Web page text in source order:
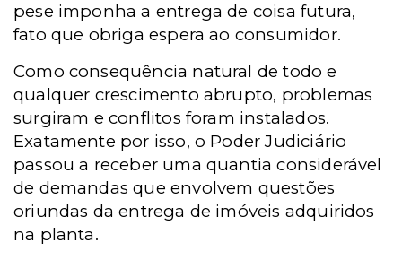
pese imponha a entrega de coisa futura,
fato que obriga espera ao consumidor.
Como consequência natural de todo e
qualquer crescimento abrupto, problemas
surgiram e conflitos foram instalados.
Exatamente por isso, o Poder Judiciário
passou a receber uma quantia considerável
de demandas que envolvem questões
oriundas da entrega de imóveis adquiridos
na planta.